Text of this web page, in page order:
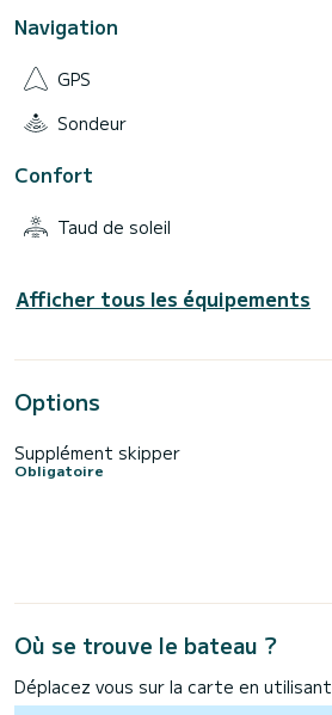
Navigation
GPS
Sondeur
Confort
Taud de soleil
Afficher tous les équipements
Options
Supplément skipper
Obligatoire
Où se trouve le bateau ?
Déplacez vous sur la carte en